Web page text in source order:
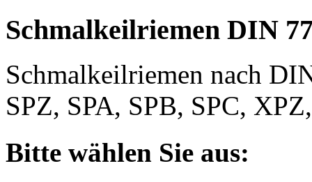
Schmalkeilriemen DIN
Schmalkeilriemen nach
SPZ, SPA, SPB, SPC,
Bitte wählen Sie aus: